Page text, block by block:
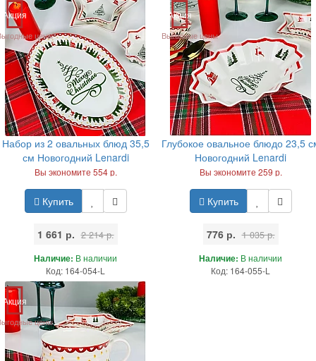
Акция
цены
Набор из 2 овальных блюд 35,5
см Новогодний Lenardi
Вы экономите 554 р.
Купить
1 661 р. 2 214 р.
Наличие: В наличии
Код: 164-054-L
Акция
Выгодные цены
Глубокое овальное блюдо 23,5
Новогодний Lenardi
Вы экономите 259 р.
Купить
776 р. 1 035 р.
Наличие: В наличии
Код: 164-055-L
Акция
цены